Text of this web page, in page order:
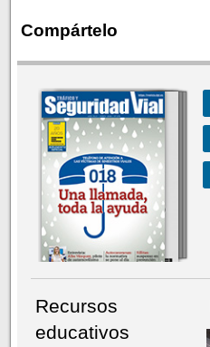
Compártelo
Recursos
educativos